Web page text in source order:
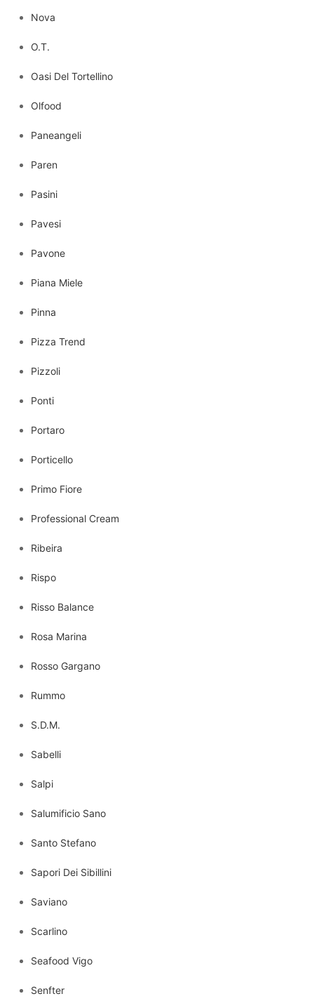
Nova
O.T.
Oasi Del Tortellino
Olfood
Paneangeli
Paren
Pasini
Pavesi
Pavone
Piana Miele
Pinna
Pizza Trend
Pizzoli
Ponti
Portaro
Porticello
Primo Fiore
Professional Cream
Ribeira
Rispo
Risso Balance
Rosa Marina
Rosso Gargano
Rummo
S.D.M.
Sabelli
Salpi
Salumificio Sano
Santo Stefano
Sapori Dei Sibillini
Saviano
Scarlino
Seafood Vigo
Senfter